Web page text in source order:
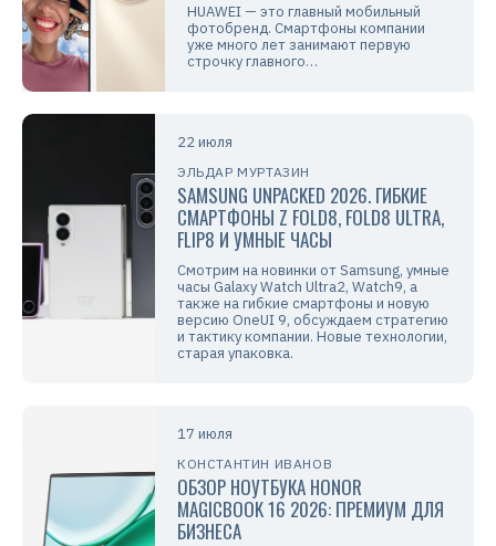
HUAWEI — это главный мобильный
фотобренд. Смартфоны компании
уже много лет занимают первую
строчку главного…
22 июля
ЭЛЬДАР МУРТАЗИН
SAMSUNG UNPACKED 2026. ГИБКИЕ
СМАРТФОНЫ Z FOLD8, FOLD8 ULTRA,
FLIP8 И УМНЫЕ ЧАСЫ
Смотрим на новинки от Samsung, умные
часы Galaxy Watch Ultra2, Watch9, а
также на гибкие смартфоны и новую
версию OneUI 9, обсуждаем стратегию
и тактику компании. Новые технологии,
старая упаковка.
17 июля
КОНСТАНТИН ИВАНОВ
ОБЗОР НОУТБУКА HONOR
MAGICBOOK 16 2026: ПРЕМИУМ ДЛЯ
БИЗНЕСА